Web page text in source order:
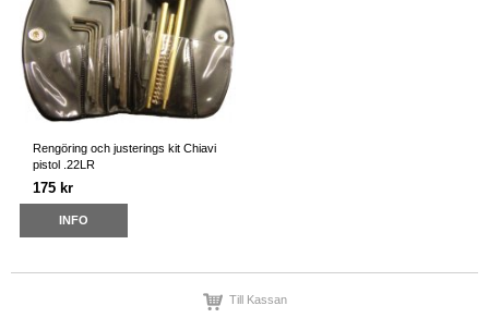
Rengöring och justerings kit Chiavi
pistol .22LR
175 kr
INFO
Till Kassan